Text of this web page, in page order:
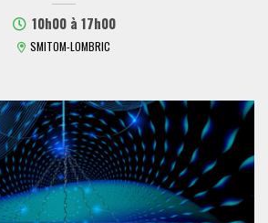
10h00 à 17h00
SMITOM-LOMBRIC